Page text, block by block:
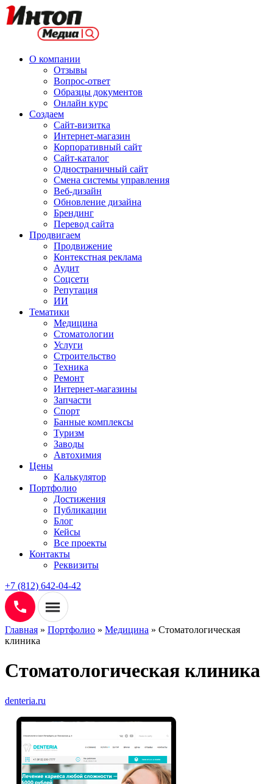
О компании
Отзывы
Вопрос-ответ
Образцы документов
Онлайн курс
Создаем
Сайт-визитка
Интернет-магазин
Корпоративный сайт
Сайт-каталог
Одностраничный сайт
Смена системы управления
Веб-дизайн
Обновление дизайна
Брендинг
Перевод сайта
Продвигаем
Продвижение
Контекстная реклама
Аудит
Соцсети
Репутация
ИИ
Тематики
Медицина
Стоматологии
Услуги
Строительство
Техника
Ремонт
Интернет-магазины
Запчасти
Спорт
Банные комплексы
Туризм
Заводы
Автохимия
Цены
Калькулятор
Портфолио
Достижения
Публикации
Блог
Кейсы
Все проекты
Контакты
Реквизиты
+7 (812) 642-04-42
Главная » Портфолио » Медицина » Стоматологическая
клиника
Стоматологическая клиника
denteria.ru